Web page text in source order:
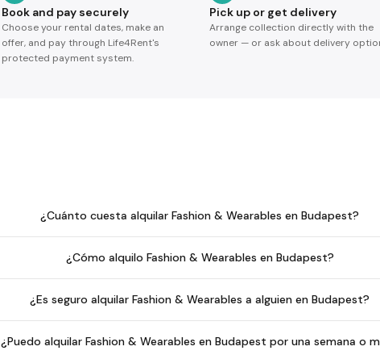
Book and pay securely
Choose your rental dates, make an
offer, and pay through Life4Rent's
protected payment system.
Pick up or get delivery
Arrange collection directly with the
owner — or ask about delivery
¿Cuánto cuesta alquilar Fashion & Wearables en Budapest?
¿Cómo alquilo Fashion & Wearables en Budapest?
¿Es seguro alquilar Fashion & Wearables a alguien en Budapest?
¿Puedo alquilar Fashion & Wearables en Budapest por una semana o